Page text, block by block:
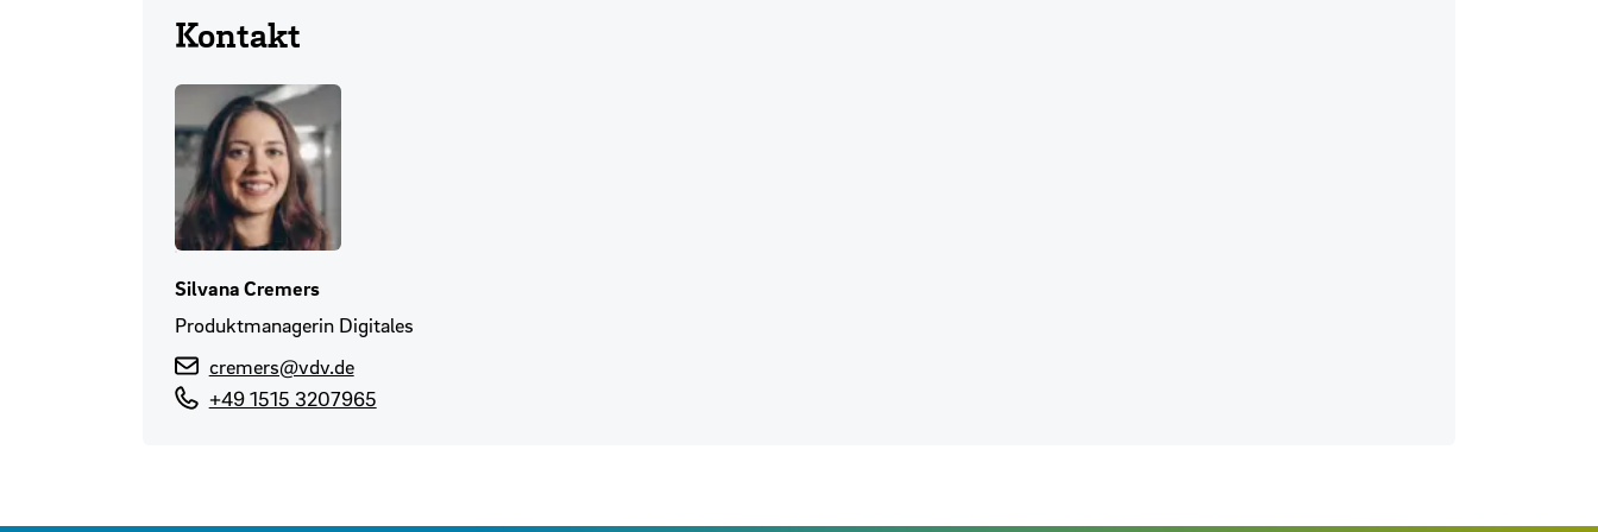
Kontakt
Silvana Cremers
Produktmanagerin Digitales
cremers@vdv.de
+49 1515 3207965